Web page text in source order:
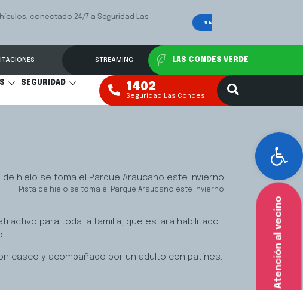
Las
STREAMING LAS CONDES VERDE
SEGURIDAD 1402
Seguridad Las Condes
Atención al vecino
Pista de hielo se toma el Parque Araucano este invierno
para toda la familia, que estará habilitado
casco y acompañado por un adulto con patines.